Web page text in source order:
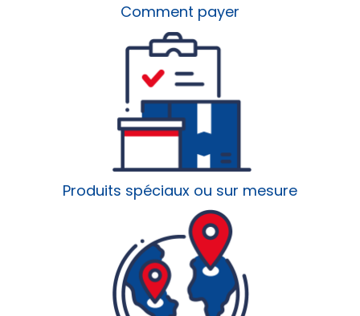
Comment payer
Produits spéciaux ou sur mesure